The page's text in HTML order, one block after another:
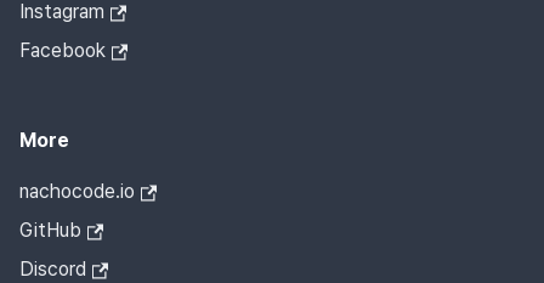
Instagram
Facebook
More
nachocode.io
GitHub
Discord